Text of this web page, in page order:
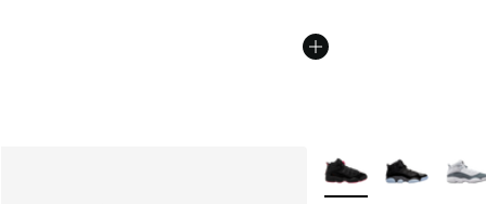
Plus de couleurs